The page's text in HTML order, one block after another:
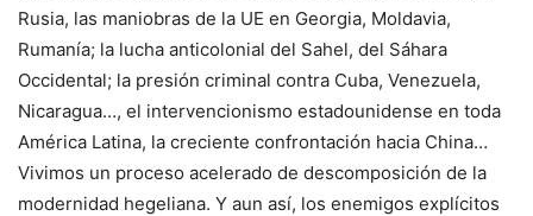
Rusia, las maniobras de la UE en Georgia, Moldavia,
Rumanía; la lucha anticolonial del Sahel, del Sáhara
Occidental; la presión criminal contra Cuba, Venezuela,
Nicaragua…, el intervencionismo estadounidense en toda
América Latina, la creciente confrontación hacia China…
Vivimos un proceso acelerado de descomposición de la
modernidad hegeliana. Y aun así, los enemigos explícitos